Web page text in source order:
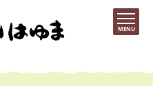
MENU